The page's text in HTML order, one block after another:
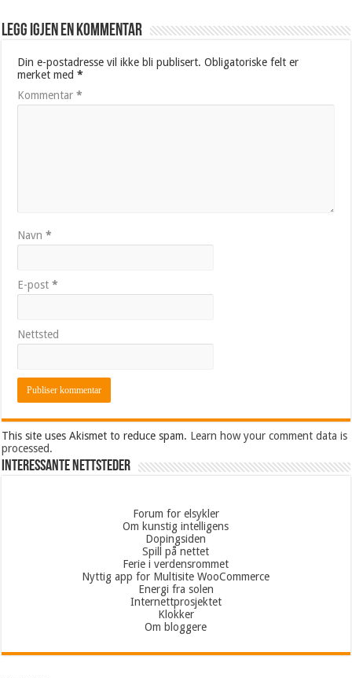
Legg igjen en kommentar
Din e-postadresse vil ikke bli publisert. Obligatoriske felt er
merket med*
Kommentar*
Navn*
E-post*
Nettsted
This site uses Akismet to reduce spam. Learn how your comment data is
processed.
Interessante nettsteder
Forum for elsykler
Om kunstig intelligens
Dopingsiden
Spill på nettet
Ferie i verdensrommet
Nyttig app for Multisite WooCommerce
Energi fra solen
Internettprosjektet
Klokker
Om bloggere